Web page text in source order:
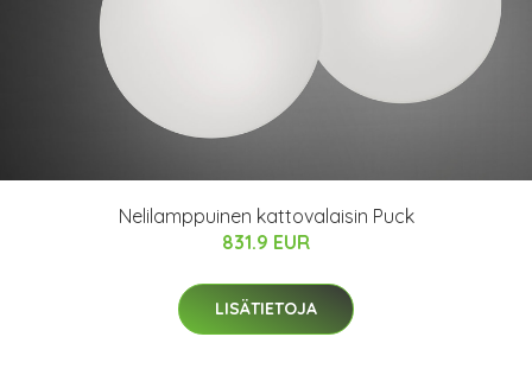
Nelilamppuinen kattovalaisin Puck
831.9 EUR
LISÄTIETOJA